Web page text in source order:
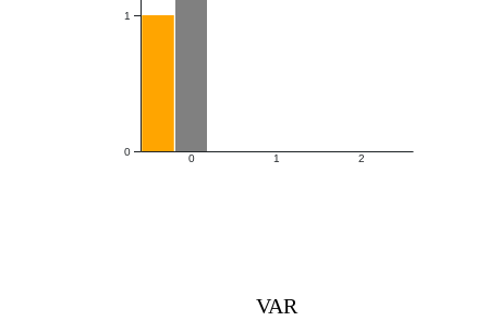
0 1 2
0
1
VAR